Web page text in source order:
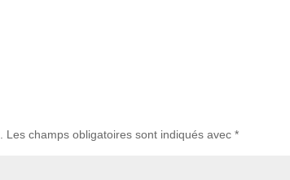
Les champs obligatoires sont indiqués avec*